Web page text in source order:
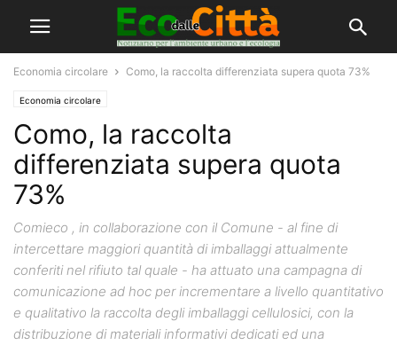
Economia circolare Como, la raccolta differenziata supera quota 73%
Economia circolare
Como, la raccolta
differenziata supera quota
73%
Comieco , in collaborazione con il Comune - al fine di
intercettare maggiori quantità di imballaggi attualmente
conferiti nel rifiuto tal quale - ha attuato una campagna di
comunicazione ad hoc per incrementare a livello quantitativo
e qualitativo la raccolta degli imballaggi cellulosici, con la
distribuzione di materiali informativi dedicati ed una